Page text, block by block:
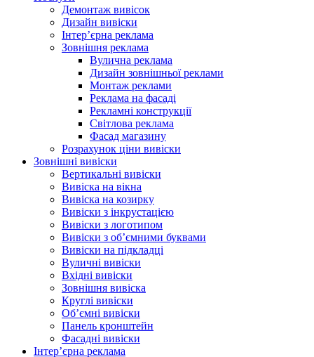
Демонтаж вивісок
Дизайн вивіски
Інтер’єрна реклама
Зовнішня реклама
Вулична реклама
Дизайн зовнішньої реклами
Монтаж реклами
Реклама на фасаді
Рекламні конструкції
Світлова реклама
Фасад магазину
Розрахунок ціни вивіски
Зовнішні вивіски
Вертикальні вивіски
Вивіска на вікна
Вивіска на козирку
Вивіски з інкрустацією
Вивіски з логотипом
Вивіски з об’ємними буквами
Вивіски на підкладці
Вуличні вивіски
Вхідні вивіски
Зовнішня вивіска
Круглі вивіски
Об’ємні вивіски
Панель кронштейн
Фасадні вивіски
Інтер’єрна реклама